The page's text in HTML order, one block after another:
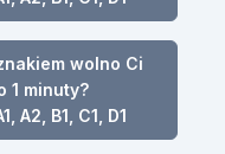
wolno Ci
1 minuty?
A2, B1, C1, D1